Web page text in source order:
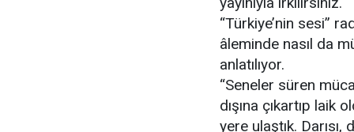
“Türkiye’nin sesi”
âleminde nasıl da
anlatılıyor.
“Seneler süren
dışına çıkartıp laik
yere ulaştık.